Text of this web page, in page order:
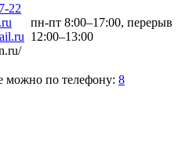
22
пн-пт 8:00–17:00, перерыв
12:00–13:00
можно по телефону: 8